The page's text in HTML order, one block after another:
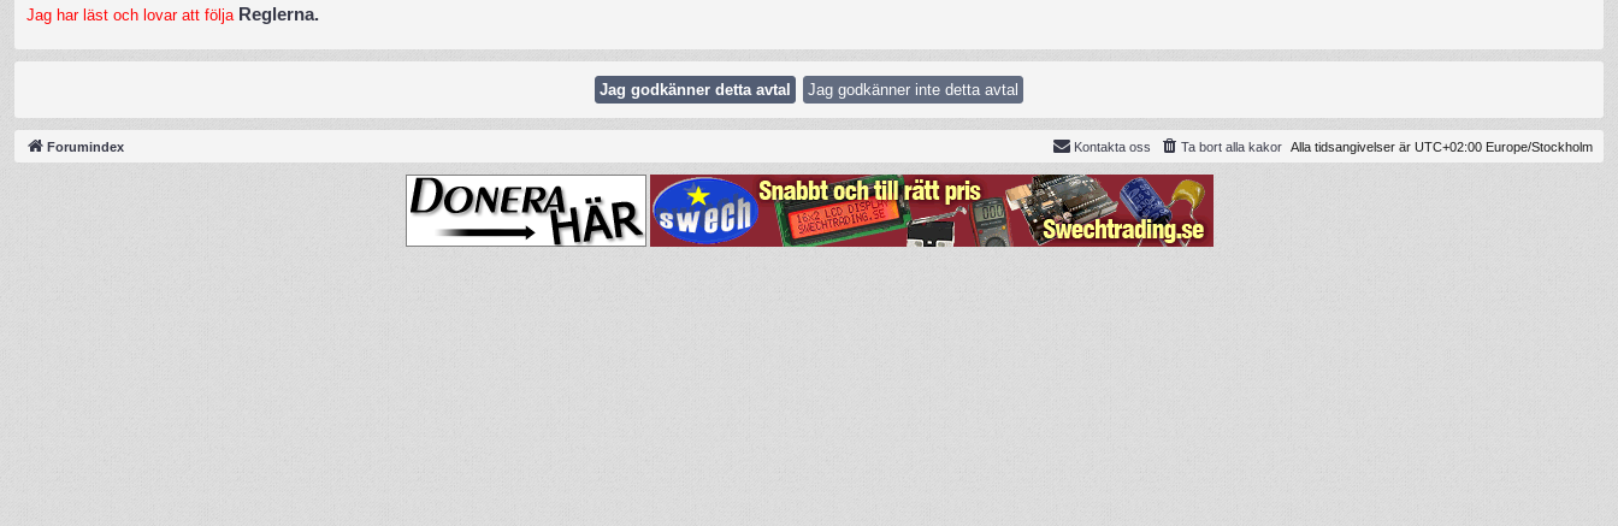
Jag har läst och lovar att följa Reglerna.
Forumindex Alla tidsangivelser är UTC+02:00 Europe/Stockholm
Ta bort alla kakor
Kontakta oss